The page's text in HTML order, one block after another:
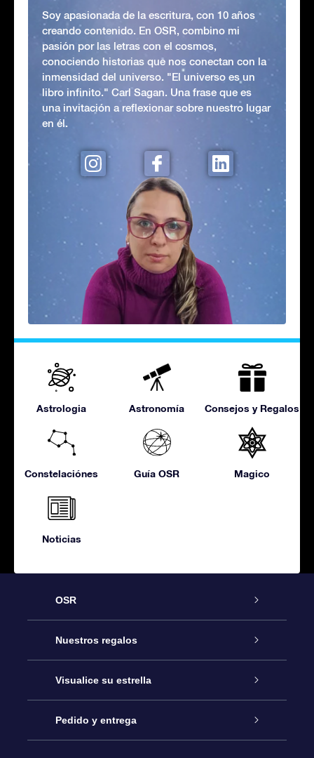
Soy apasionada de la escritura, con 10 años
creando contenido. En OSR, combino mi
pasión por las letras con el cosmos,
conociendo historias que nos conectan con la
inmensidad del universo. "El universo es un
libro infinito." Carl Sagan. Una frase que es
una invitación a reflexionar sobre nuestro lugar
en él.
Astrologia Astronomía Consejos y Regalos
Constelaciónes Guía OSR Magico
Noticias
OSR
Atención
Contáctanos
Blog
Nuestros regalos
Regalo Estrella Online
Paquete de Regalo OSR
Visualice su estrella
Registro estelar
Pedido y entrega